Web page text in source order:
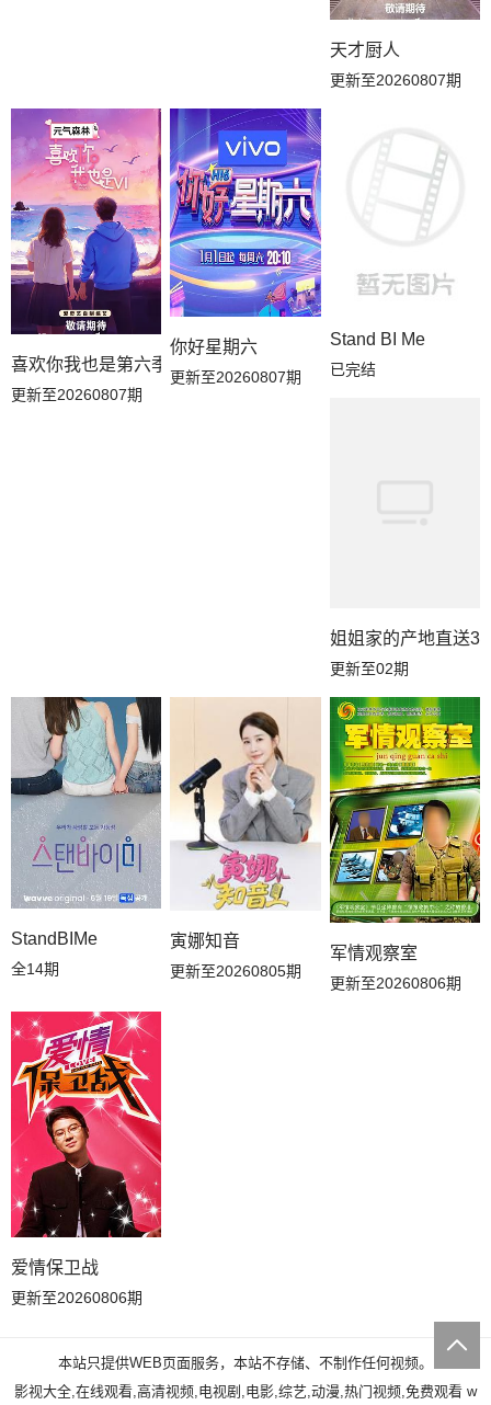
天才厨人
更新至20260807期
喜欢你我也是第六季
更新至20260807期
你好星期六
更新至20260807期
Stand BI Me
已完结
姐姐家的产地直送3
更新至02期
StandBIMe
全14期
寅娜知音
更新至20260805期
军情观察室
更新至20260806期
爱情保卫战
更新至20260806期
本站只提供WEB页面服务，本站不存储、不制作任何视频。
影视大全,在线观看,高清视频,电视剧,电影,综艺,动漫,热门视频,免费观看 w